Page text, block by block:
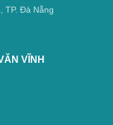
TP. Đà Nẵng
VĨNH